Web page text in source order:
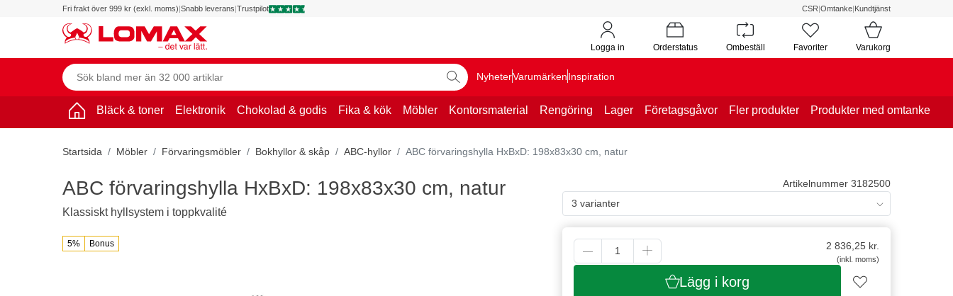
Fri frakt över 999 kr (exkl. moms)|Snabb leverans|Trustpilot CSR|Omtanke|Kundtjänst
Logga in Orderstatus Ombeställ Favoriter Varukorg
NyheterVarumärkenInspiration
Bläck & toner Elektronik Chokolad & godis Fika & kök Möbler Kontorsmaterial Rengöring Lager Företagsgåvor Fler produkter Produkter med omtanke
Startsida Möbler Förvaringsmöbler Bokhyllor & skåp ABC-hyllor ABC förvaringshylla HxBxD: 198x83x30 cm, natur
5% Bonus
Artikelnummer 3182500
3 varianter
2 836,25kr.
(inkl. moms)
Lägg i korg
ABC förvaringshylla HxBxD: 198x83x30 cm, natur
Klassiskt hyllsystem i toppkvalité